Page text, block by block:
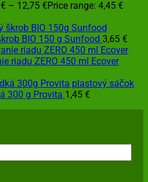
€ – 12,75 €Price range: 4,45 €
BIO 150 g Sunfood 3,65 €
riadu ZERO 450 ml Ecover
300 g Provita 1,45 €